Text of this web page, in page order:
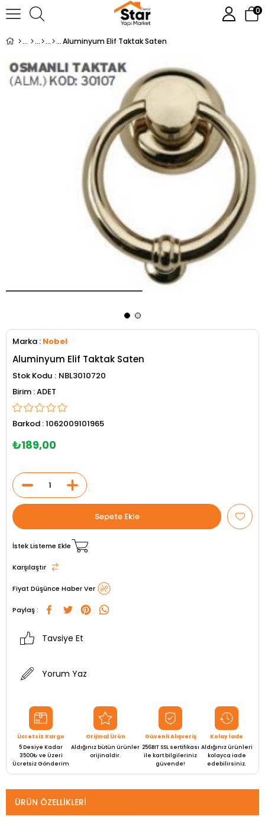
0
Aluminyum Elif Taktak Saten
Marka : Nobel
Aluminyum Elif Taktak Saten
Stok Kodu
NBL3010720
ADET
Barkod :1062009101965
₺189,00
İstek Listeme Ekle
Karşılaştır
Fiyat Düşünce Haber Ver
Paylaş :
Tavsiye Et
Yorum Yaz
Ücretsiz Kargo
5 Desiye Kadar
3500₺ ve Üzeri
Ücretsiz Gönderim
Orijinal Ürün
Aldığınız bütün ürünler
orijinaldir.
Güvenli Alışveriş
256BIT SSL sertifikası
ile kart bilgileriniz
güvende!
Kolay İade
Aldığınız ürünleri
kolayca iade
edebilirsiniz.
ÜRÜN ÖZELLIKLERI